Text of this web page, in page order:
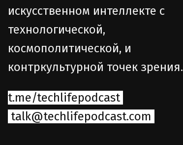
искусственном интеллекте с
технологической,
космополитической, и
контркультурной точек зрения.
t.me/techlifepodcast
talk@techlifepodcast.com